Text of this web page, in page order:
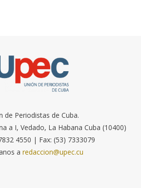
de Periodistas de Cuba.
a I, Vedado, La Habana Cuba (10400)
4550 | Fax: (53) 7333079
a redaccion@upec.cu